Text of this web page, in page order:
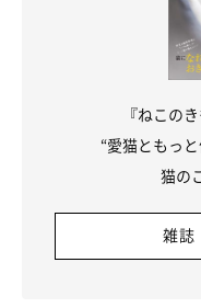
猫の行動が荒く見えると
『ねこの
“愛猫ともっ
猫の
雑誌